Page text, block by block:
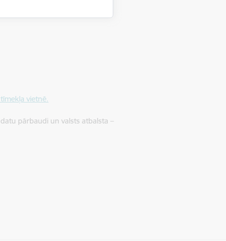
vietnē.
pārbaudi un valsts atbalsta –